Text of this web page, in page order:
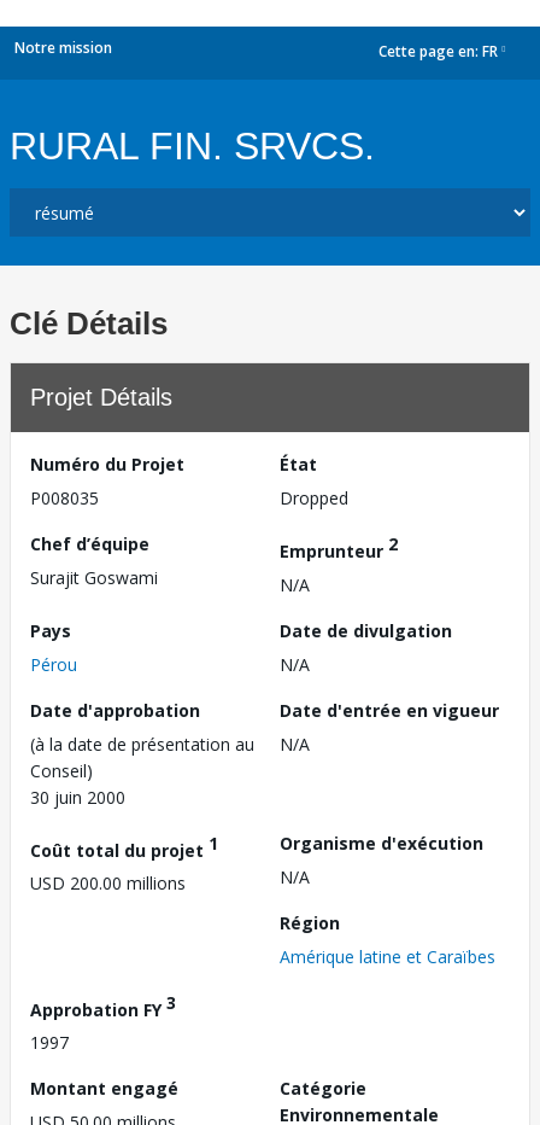
Notre mission Cette page en: FR
RURAL FIN. SRVCS.
Clé Détails
Projet Détails
Numéro du Projet
P008035
État
Dropped
Chef d’équipe
Surajit Goswami
Emprunteur 2
N/A
Pays
Pérou
Date de divulgation
N/A
Date d'approbation
(à la date de présentation au
Conseil)
30 juin 2000
Date d'entrée en vigueur
N/A
Coût total du projet 1
USD 200.00 millions
Organisme d'exécution
N/A
Région
Amérique latine et Caraïbes
Approbation FY3
1997
Montant engagé
Catégorie
Environnementale